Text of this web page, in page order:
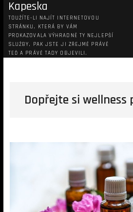
Kapeska
TOUŽÍTE-LI NAJÍT INTERNETOVOU
STRÁNKU, KTERÁ BY VÁM
PROKAZOVALA VÝHRADNĚ TY NEJLEPŠÍ
SLUŽBY, PAK JSTE JI ZŘEJMĚ PRÁVĚ
TEĎ A PRÁVĚ TADY OBJEVILI.
Dopřejte si wellness